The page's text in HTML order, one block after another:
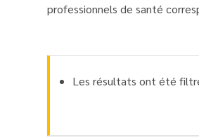
professionnels de santé
Les résultats ont été